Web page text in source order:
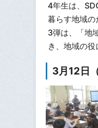
4年生は、
暮らす地域
3弾は、「地
き、地域の役
3月12日